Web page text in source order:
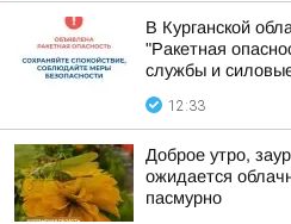
В Курганской
"Ракетная
службы и
12:33
Доброе утро,
ожидается
пасмурно